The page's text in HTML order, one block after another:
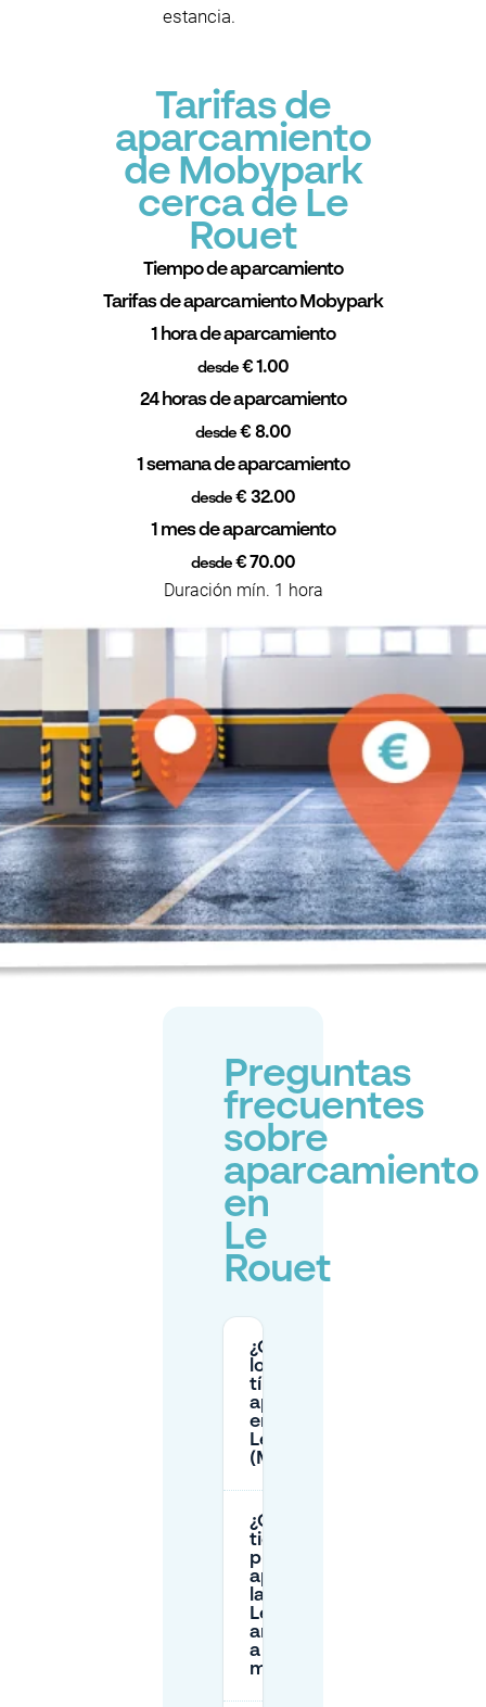
estancia.
Tarifas de
aparcamiento
de Mobypark
cerca de Le
Rouet
Tiempo de aparcamiento
Tarifas de aparcamiento Mobypark
1 hora de aparcamiento
desde€ 1.00
24 horas de aparcamiento
desde € 8.00
1 semana de aparcamiento
desde € 32.00
1 mes de aparcamiento
desde€ 70.00
Duración mín. 1 hora
Preguntas
frecuentes
sobre
aparcamiento
en
Le
Rouet
¿Cuáles son
los precios
típicos de
aparcamiento
en la calle en
Le Rouet
(Marsella 8)?
¿Cuánto
tiempo
puedo
aparcar en
la calle en
Le Rouet sin
arriesgarme
a una
multa?